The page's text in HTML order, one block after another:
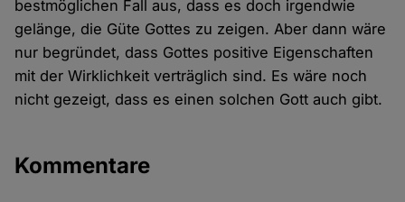
bestmöglichen Fall aus, dass es doch irgendwie
gelänge, die Güte Gottes zu zeigen. Aber dann wäre
nur begründet, dass Gottes positive Eigenschaften
mit der Wirklichkeit verträglich sind. Es wäre noch
nicht gezeigt, dass es einen solchen Gott auch gibt.
Kommentare